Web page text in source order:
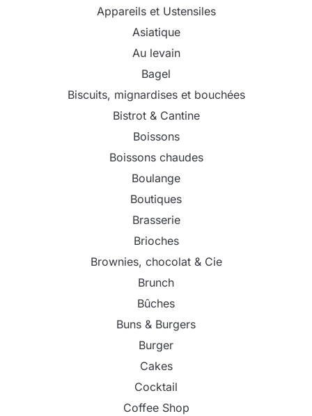
Appareils et Ustensiles
Asiatique
Au levain
Bagel
Biscuits, mignardises et bouchées
Bistrot & Cantine
Boissons
Boissons chaudes
Boulange
Boutiques
Brasserie
Brioches
Brownies, chocolat & Cie
Brunch
Bûches
Buns & Burgers
Burger
Cakes
Cocktail
Coffee Shop